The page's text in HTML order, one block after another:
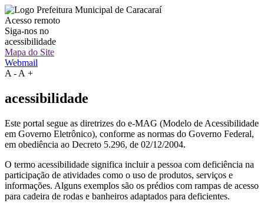
Acesso remoto
Siga-nos no
acessibilidade
Mapa do Site
Webmail
A - A +
acessibilidade
Este portal segue as diretrizes do e-MAG (Modelo de Acessibilidade
em Governo Eletrônico), conforme as normas do Governo Federal,
em obediência ao Decreto 5.296, de 02/12/2004.
O termo acessibilidade significa incluir a pessoa com deficiência na
participação de atividades como o uso de produtos, serviços e
informações. Alguns exemplos são os prédios com rampas de acesso
para cadeira de rodas e banheiros adaptados para deficientes.